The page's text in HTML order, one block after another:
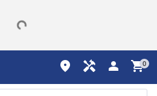
place handyman person shopping_cart0